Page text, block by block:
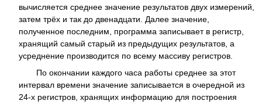
вычисляется среднее значение результатов двух измерений,
затем трёх и так до двенадцати. Далее значение,
полученное последним, программа записывает в регистр,
хранящий самый старый из предыдущих результатов, а
усреднение производится по всему массиву регистров.
По окончании каждого часа работы среднее за этот
интервал времени значение записывается в очередной из
24-х регистров, хранящих информацию для построения